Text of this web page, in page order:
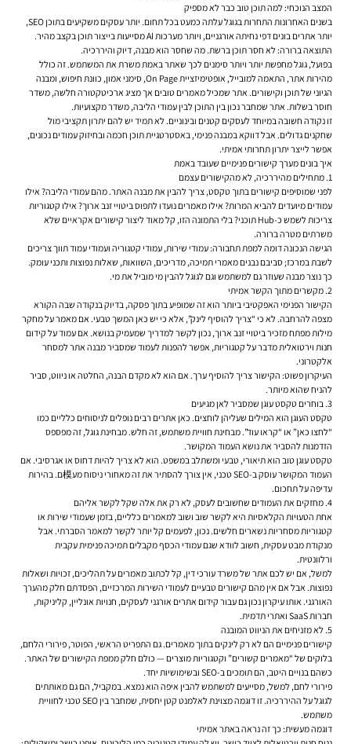
המצב הנוכחי: למה תוכן טוב כבר לא מספיק
בשנים האחרונות התחרות בגוגל עלתה כמעט בכל תחום. יותר עסקים משקיעים בתוכן SEO,
יותר אתרים בונים דפי נחיתה אורגניים, ויותר מערכות AI מסייעות בייצור תוכן בקצב מהיר.
התוצאה ברורה: לא חסר תוכן ברשת. מה שחסר הוא מבנה, דיוק והיררכיה.
בפועל, גוגל מחפשת יותר ויותר סימנים לכך שאתר באמת משרת את המשתמש. זה כולל
מהירות אתר, התאמה למובייל, אופטימיזציית On Page, סימני אמון, כוונת חיפוש, ומבנה
הגיוני של תוכן וקישורים. אתר שמכיל מאמרים טובים אך מציג ארכיטקטורה חלשה, משדר
חוסר בשלות. אתר שמחבר נכון בין התוכן לבין עמודי הליבה, משדר מקצועיות.
זו נקודה חשובה במיוחד לעסקים קטנים ובינוניים. לא תמיד יש להם יתרון תקציבי מול
שחקנים גדולים. אבל דווקא במבנה פנימי, באסטרטגיית תוכן חכמה ובחיזוק עמודים נכונים,
אפשר לייצר יתרון תחרותי אמיתי.
איך בונים מערך קישורים פנימיים שעובד באמת
1. מתחילים מהיררכיה, לא מהקישורים עצמם
לפני שמוסיפים קישורים בתוך טקסט, צריך להבין את מבנה האתר. מהם עמודי הליבה? אילו
עמודים מיועדים להביא המרות? אילו מאמרים נועדו לתפוס ביטויי זנב ארוך? אילו קטגוריות
צריכות לשמש כ-Hub תוכני? בלי התמונה הזו, קל מאוד ליצור קישורים אקראיים שלא
משרתים מטרה ברורה.
הגישה הנכונה דומה למפת תחבורה: עמודי שירות, עמודי קטגוריה ועמודי עמוד תווך צריכים
לשבת במרכז; סביבם נבנים מאמרי תמיכה, מדריכים, השוואות, שאלות נפוצות ותכני עומק.
כך נוצר מבנה שעוזר גם למשתמש וגם לגוגל להבין מי מוביל את מי.
2. מקשרים מתוך הקשר אמיתי
הקישור הפנימי האפקטיבי ביותר הוא זה שמופיע בתוך פסקה, בדיוק בנקודה שבה הקורא
מצפה להרחבה. לא כי “צריך להוסיף לינק”, אלא כי יש כאן המשך טבעי. אם מאמר על מחקר
מילות מפתח מזכיר ביטויי זנב ארוך, נכון לקשר למדריך שמעמיק בנושא. אם עמוד על קידום
חנות וירטואלית מדבר על קטגוריות, אפשר להפנות לעמוד שמסביר מבנה אתר למסחר
אלקטרוני.
העיקרון פשוט: הקישור צריך להוסיף ערך. אם הוא לא מקדם הבנה, החלטה או ניווט, סביר
להניח שהוא מיותר.
3. בוחרים טקסט עוגן שמסביר לאן מגיעים
טקסט העוגן הוא המילים שעליהן לוחצים. כאן אתרים רבים נופלים לניסוחים כלליים כמו
“לחצו כאן” או “קראו עוד”. מבחינת חוויית משתמש, זה חלש. מבחינת גוגל, זה מפספס
הזדמנות להסביר את נושא העמוד המקושר.
טקסט עוגן טוב הוא תיאורי, טבעי ומשתלב במשפט. הוא לא צריך להיות דחוס או אגרסיבי. אם
העמוד המקושר עוסק ב-SEO טכני, אין צורך להסתיר את זה מאחורי ניסוח מע模ם. בהירות
עדיפה על תחכום.
4. מחזקים את העמודים שחשובים לעסק, לא רק את אלה שקל לקשר אליהם
אחת הטעויות הקלאסיות היא לקשר שוב ושוב למאמרים כלליים, בזמן שעמודי שירות או
קטגוריות מסחריות נשארים חלשים. נכון, לפעמים קל יותר לקשר למאמר הסברתי. אבל
מנקודת מבט עסקית, חשוב לוודא שגם עמודי הכסף מקבלים תמיכה פנימית עקבית
ורלוונטית.
למשל, אם יש לכם אתר של משרד עורכי דין, קל לכתוב מאמרים על תהליכים, זכויות ושאלות
נפוצות. אבל אם אין מהם קישורים טבעיים לעמודי השירות המרכזיים, הפסדתם חלק מהערך
האורגני. אותו עיקרון נכון גם עבור קידום אתרים אורגני לעסקים, חנויות אונליין, קליניקות,
חברות SaaS ואתרי תדמית.
5. לא מזניחים את הניווט המובנה
קישורים פנימיים הם לא רק לינקים בתוך מאמרים. גם התפריט הראשי, הפוטר, פירורי הלחם,
בלוקים של “מאמרים קשורים” וקטגוריות מוצרים — כולם חלק ממפת הקישורים של האתר.
כשהם בנויים היטב, הם תומכים ב-SEO ובשימושיות יחד.
פירורי לחם, למשל, מסייעים למשתמש להבין איפה הוא נמצא. במקביל, הם גם מאותתים
לגוגל על ההיררכיה. זו דוגמה מצוינת לאלמנט קטן יחסית, שמחבר בין SEO טכני לחוויית
משתמש.
דוגמה מעשית: כך זה נראה באתר אמיתי